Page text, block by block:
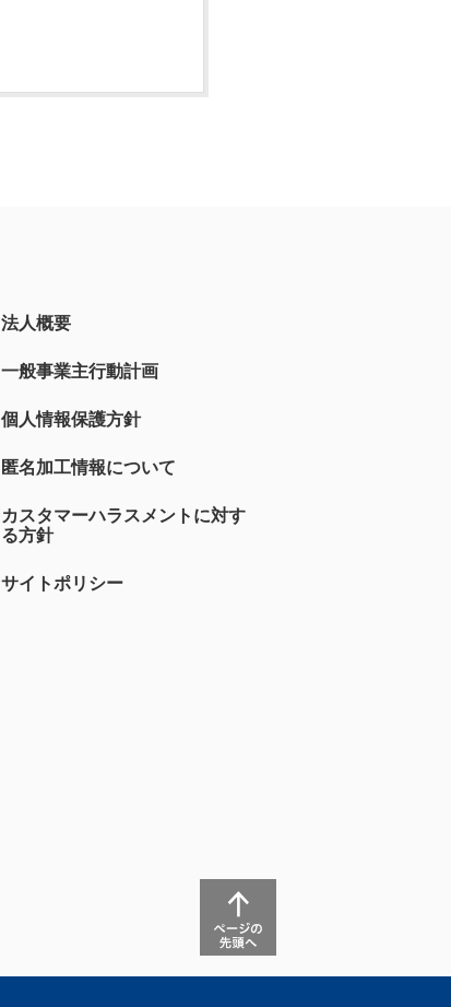
法人概要
一般事業主行動計画
個人情報保護方針
匿名加工情報について
カスタマーハラスメントに対す
る方針
サイトポリシー